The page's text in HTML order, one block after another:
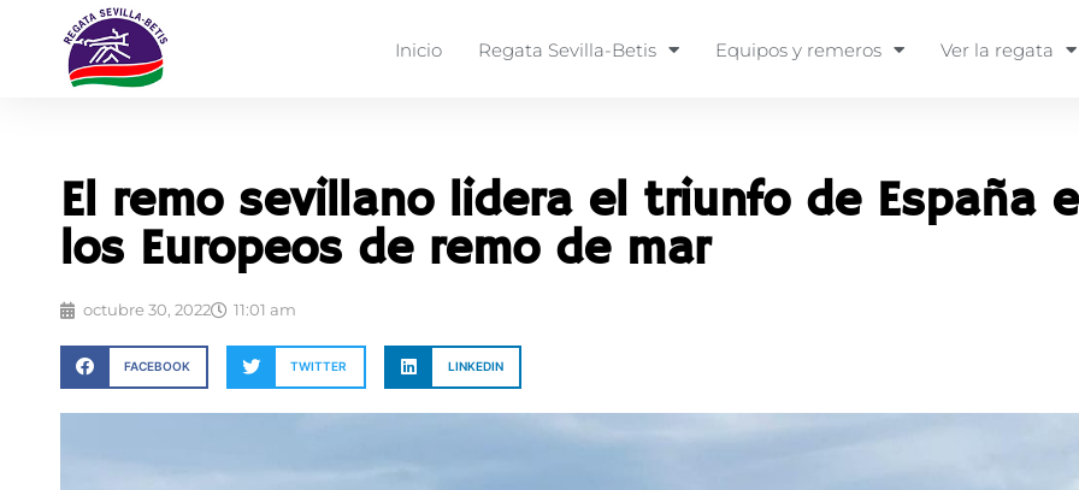
Inicio Regata Sevilla-Betis Equipos y remeros Ver la regata
El remo sevillano lidera el triunfo de España
los Europeos de remo de mar
octubre 30, 2022 11:01 am
FACEBOOK TWITTER LINKEDIN